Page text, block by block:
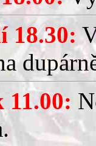
18.30:
11.00: